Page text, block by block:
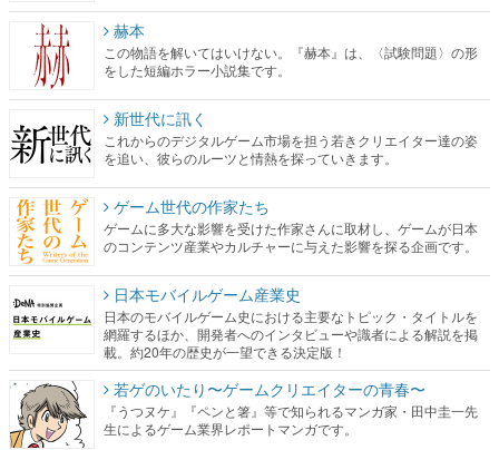
赫本
この物語を解いてはいけない。『赫本』は、〈試験問題〉の形
をした短編ホラー小説集です。
新世代に訊く
これからのデジタルゲーム市場を担う若きクリエイター達の姿
を追い、彼らのルーツと情熱を探っていきます。
ゲーム世代の作家たち
ゲームに多大な影響を受けた作家さんに取材し、ゲームが日本
のコンテンツ産業やカルチャーに与えた影響を探る企画です。
日本モバイルゲーム産業史
日本のモバイルゲーム史における主要なトピック・タイトルを
網羅するほか、開発者へのインタビューや識者による解説を掲
載。約20年の歴史が一望できる決定版！
若ゲのいたり〜ゲームクリエイターの青春〜
『うつヌケ』『ペンと箸』等で知られるマンガ家・田中圭一先
生によるゲーム業界レポートマンガです。